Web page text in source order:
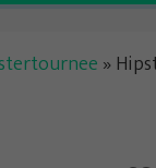
»